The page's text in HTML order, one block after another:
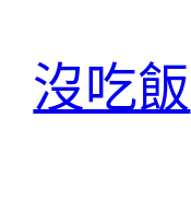
沒吃飯